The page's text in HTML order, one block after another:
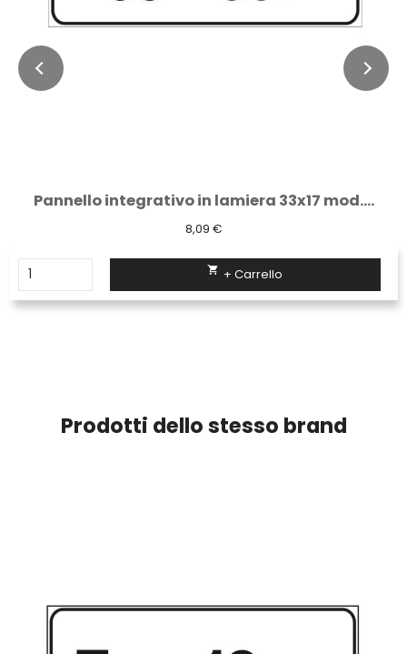
Pannello integrativo in lamiera 33x17 mod....
8,09 €
 + Carrello
Prodotti dello stesso brand